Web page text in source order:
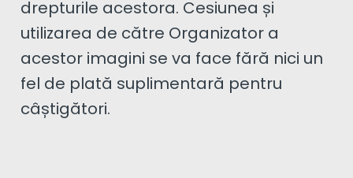
drepturile acestora. Cesiunea și
utilizarea de către Organizator a
acestor imagini se va face fără nici un
fel de plată suplimentară pentru
câștigători.